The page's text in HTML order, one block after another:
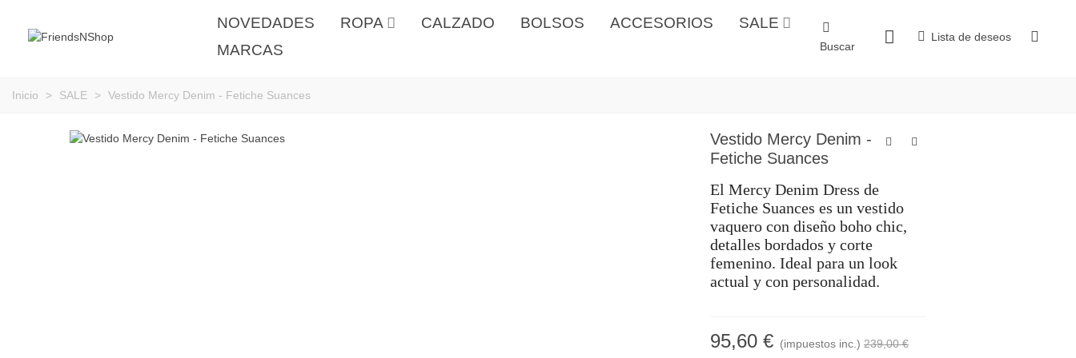
NOVEDADES ROPA CALZADO BOLSOS ACCESORIOS
SALE
MARCAS
Buscar
Lista de deseos
Inicio > SALE > Vestido Mercy Denim - Fetiche Suances
Vestido Mercy Denim -
Fetiche Suances
El Mercy Denim Dress de
Fetiche Suances es un vestido
vaquero con diseño boho chic,
detalles bordados y corte
femenino. Ideal para un look
actual y con personalidad.
95,60 € (impuestos inc.) 239,00 €